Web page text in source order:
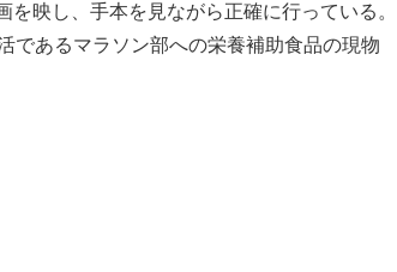
映し、手本を見ながら正確に行っている。
であるマラソン部への栄養補助食品の現物